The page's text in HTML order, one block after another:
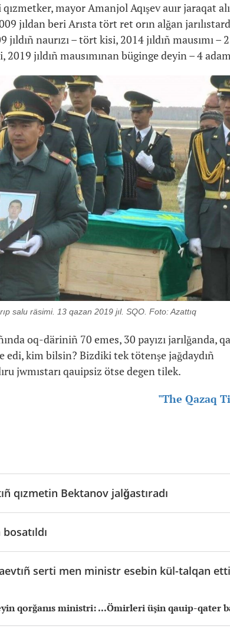
qorğanıs ministri: ...Ömirleri üşin qauip-qater
mayor Amanjol Aqışev auır jaraqat
jıldan beri Arısta tört ret orın alğan
naurızı – tört kisi, 2014 jıldıñ mausımı – 2
2019 jıldıñ mausımınan büginge deyin – 4
salu räsimi. 13 qazan 2019 jıl. SQO. Foto: Azattıq
oq-däriniñ 70 emes, 30 payızı jarılğanda,
kim bilsin? Bizdiki tek tötenşe jağdaydıñ
jwmıstarı qauipsiz ötse degen tilek.
"The Qazaq
qızmetin Bektanov jalğastıradı
serti men ministr esebin kül-talqan etti